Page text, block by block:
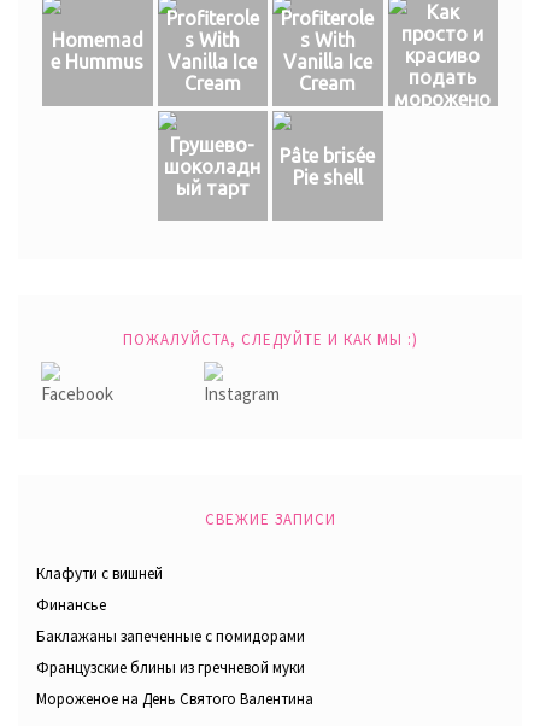
Homemad
e Hummus
Profiterole
s With
Vanilla Ice
Cream
Profiterole
s With
Vanilla Ice
Cream
Как
просто и
красиво
подать
морожено
Грушево-
шоколадн
ый тарт
Pâte brisée
Pie shell
ПОЖАЛУЙСТА, СЛЕДУЙТЕ И КАК МЫ :)
СВЕЖИЕ ЗАПИСИ
Клафути с вишней
Финансье
Баклажаны запеченные с помидорами
Французские блины из гречневой муки
Мороженое на День Святого Валентина